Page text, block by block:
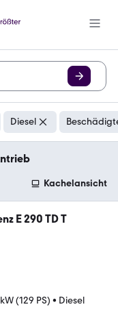
Diesel
Kachelansicht
E 290 TD T
Tempomat/Shz/
(129 PS) • Diesel